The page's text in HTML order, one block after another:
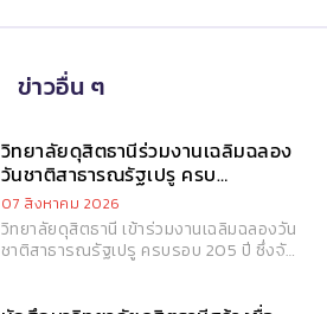
ข่าวอื่น ๆ
วิทยาลัยดุสิตธานีร่วมงานเฉลิมฉลอง
วันชาติสาธารณรัฐเปรู ครบ
รอบ 205 ปี
07 สิงหาคม 2026
วิทยาลัยดุสิตธานี เข้าร่วมงานเฉลิมฉลองวัน
ชาติสาธารณรัฐเปรู ครบรอบ 205 ปี ซึ่งจัด